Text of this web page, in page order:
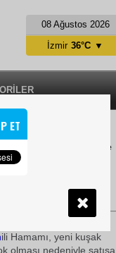
08 Ağustos 2026
İzmir 36°C ▼
kültürünün gitgide
ili Hamamı, yeni kuşak
olması nedeniyle satışa
ET